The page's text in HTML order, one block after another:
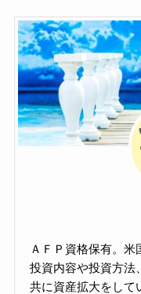
ＡＦＰ資格保有。米
投資内容や投資方法
共に資産拡大をして